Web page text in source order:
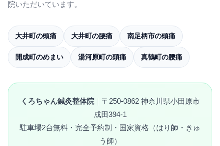
院いただいています。
大井町の頭痛 大井町の腰痛 南足柄市の頭痛
開成町のめまい 湯河原町の頭痛 真鶴町の腰痛
くろちゃん鍼灸整体院｜〒250-0862 神奈川県小田原市
成田394-1
駐車場2台無料・完全予約制・国家資格（はり師・きゅ
う師）